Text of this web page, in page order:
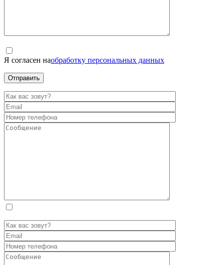
Я согласен наобработку персональных данных